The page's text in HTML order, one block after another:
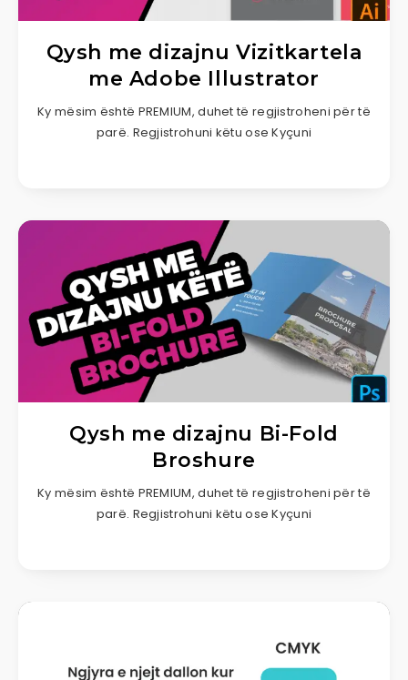
Qysh me dizajnu Vizitkartela
me Adobe Illustrator
Ky mësim është PREMIUM, duhet të regjistroheni për të
parë. Regjistrohuni këtu ose Kyçuni
Qysh me dizajnu Bi-Fold
Broshure
Ky mësim është PREMIUM, duhet të regjistroheni për të
parë. Regjistrohuni këtu ose Kyçuni